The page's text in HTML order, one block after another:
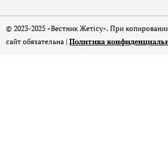
© 2023-2025 «Вестник Жетісу». При
сайт обязательна | Политика